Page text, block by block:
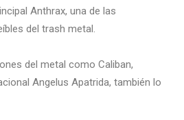
Anthrax, una de las
del trash metal.
del metal como Caliban,
Angelus Apatrida, también lo